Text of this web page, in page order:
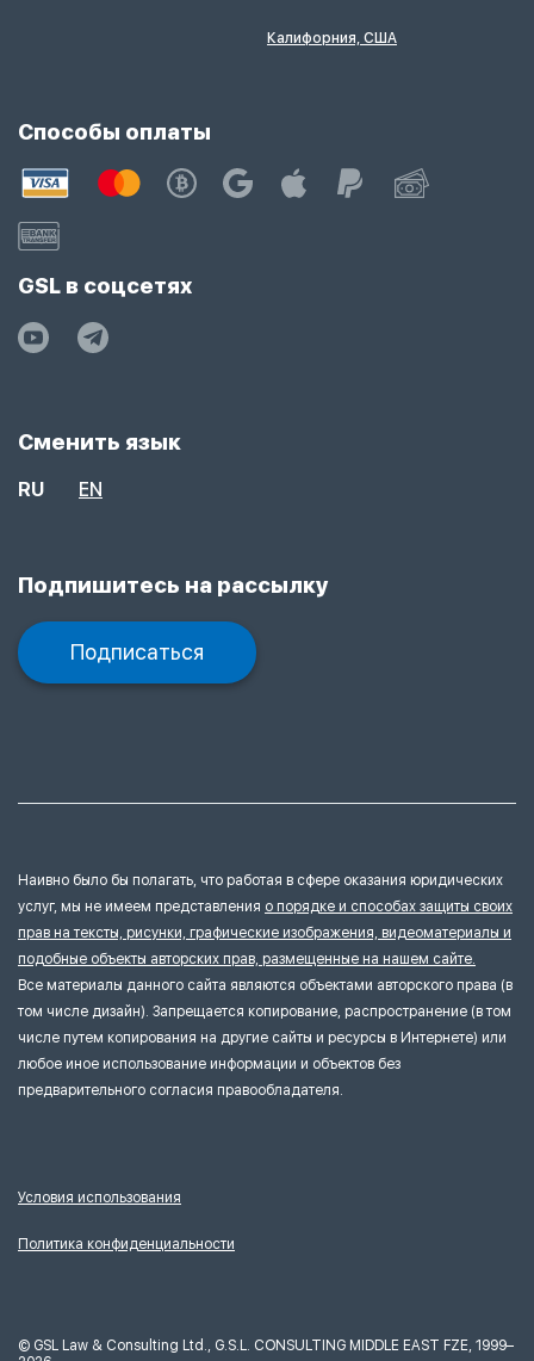
Калифорния, США
Способы оплаты
GSL в соцсетях
Сменить язык
RU EN
Подпишитесь на рассылку
Подписаться
Наивно было бы полагать, что работая в сфере оказания юридических
услуг, мы не имеем представления о порядке и способах защиты своих
прав на тексты, рисунки, графические изображения, видеоматериалы и
подобные объекты авторских прав, размещенные на нашем сайте.
Все материалы данного сайта являются объектами авторского права (в
том числе дизайн). Запрещается копирование, распространение (в том
числе путем копирования на другие сайты и ресурсы в Интернете) или
любое иное использование информации и объектов без
предварительного согласия правообладателя.
Условия использования
Политика конфиденциальности
© GSL Law & Consulting Ltd., G.S.L. CONSULTING MIDDLE EAST FZE, 1999–